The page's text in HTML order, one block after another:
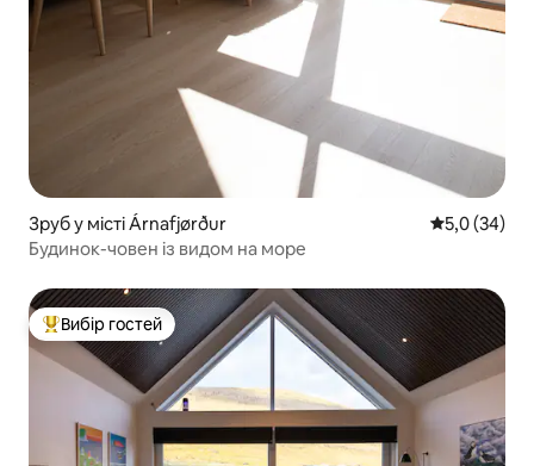
Зруб у місті Árnafjørður Середня
5,0 (34)
Будинок-човен із видом на море
Топ вибір гостей
Вибір гостей